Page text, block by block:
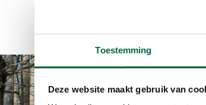
Toestemming
Deze website maakt gebruik van